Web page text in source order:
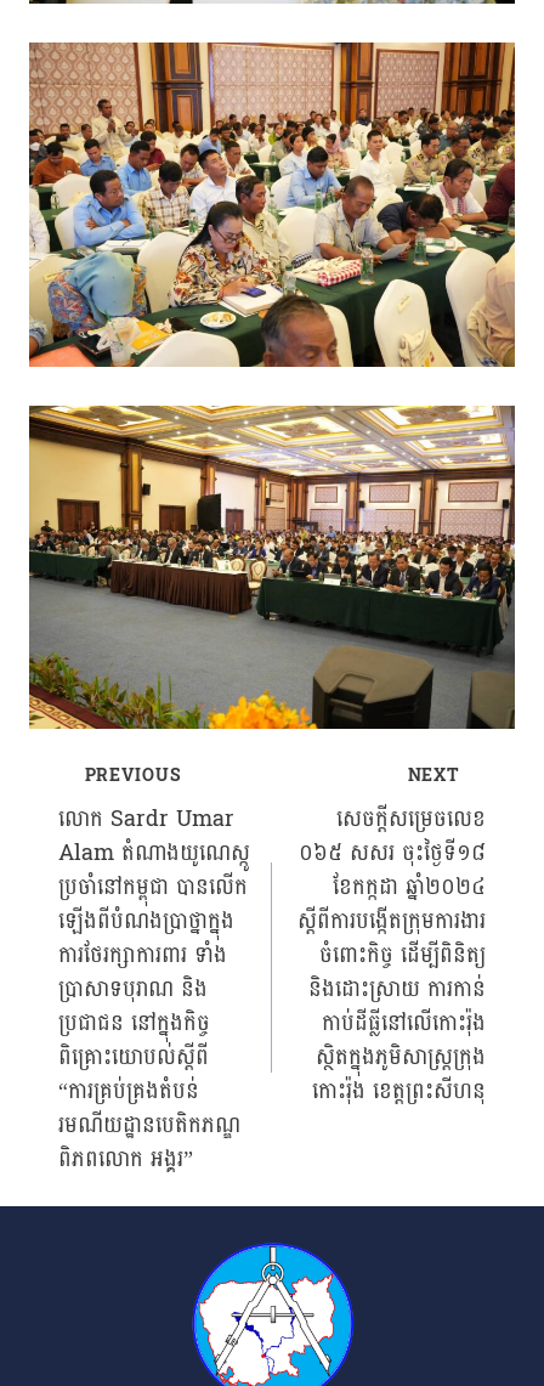
Post
navigation
PREVIOUS
លោក Sardr Umar
Alam តំណាងយូណេស្កូ
ប្រចាំនៅកម្ពុជា បានលើក
ឡើងពីបំណងប្រាថ្នាក្នុង
ការថែរក្សាការពារ ទាំង
ប្រាសាទបុរាណ និង
ប្រជាជន នៅក្នុងកិច្ច
ពិគ្រោះយោបល់ស្ដីពី
“ការគ្រប់គ្រងតំបន់
រមណីយដ្ឋានបេតិកភណ្ឌ
ពិភពលោក អង្គរ”
NEXT
សេចក្ដីសម្រេចលេខ
០៦៥ សសរ ចុះថ្ងៃទី១៨
ខែកក្កដា ឆ្នាំ២០២៤
ស្ដីពីការបង្កើតក្រុមការងារ
ចំពោះកិច្ច​ ដើម្បីពិនិត្យ
និងដោះស្រាយ​ ការកាន់
កាប់ដីធ្លីនៅលើកោះរ៉ុង​
ស្ថិតក្នុងភូមិសាស្រ្តក្រុង
កោះរ៉ុង​ ខេត្តព្រះសីហនុ​